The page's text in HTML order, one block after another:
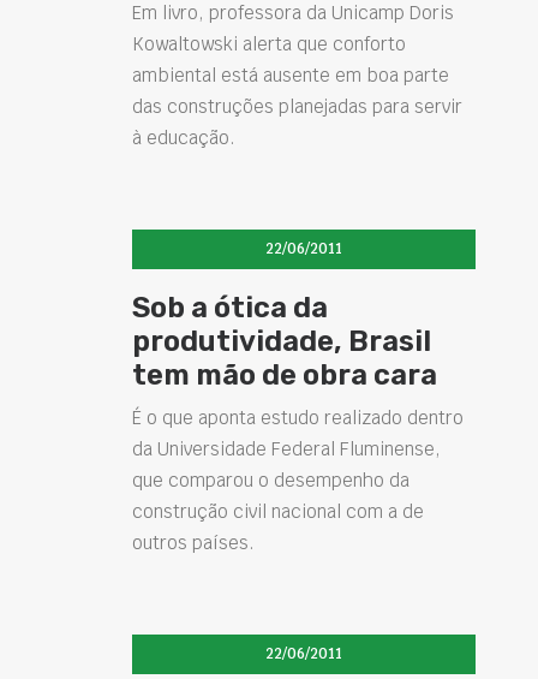
Em livro, professora da Unicamp Doris
Kowaltowski alerta que conforto
ambiental está ausente em boa parte
das construções planejadas para servir
à educação.
22/06/2011
Sob a ótica da
produtividade, Brasil
tem mão de obra cara
É o que aponta estudo realizado dentro
da Universidade Federal Fluminense,
que comparou o desempenho da
construção civil nacional com a de
outros países.
22/06/2011